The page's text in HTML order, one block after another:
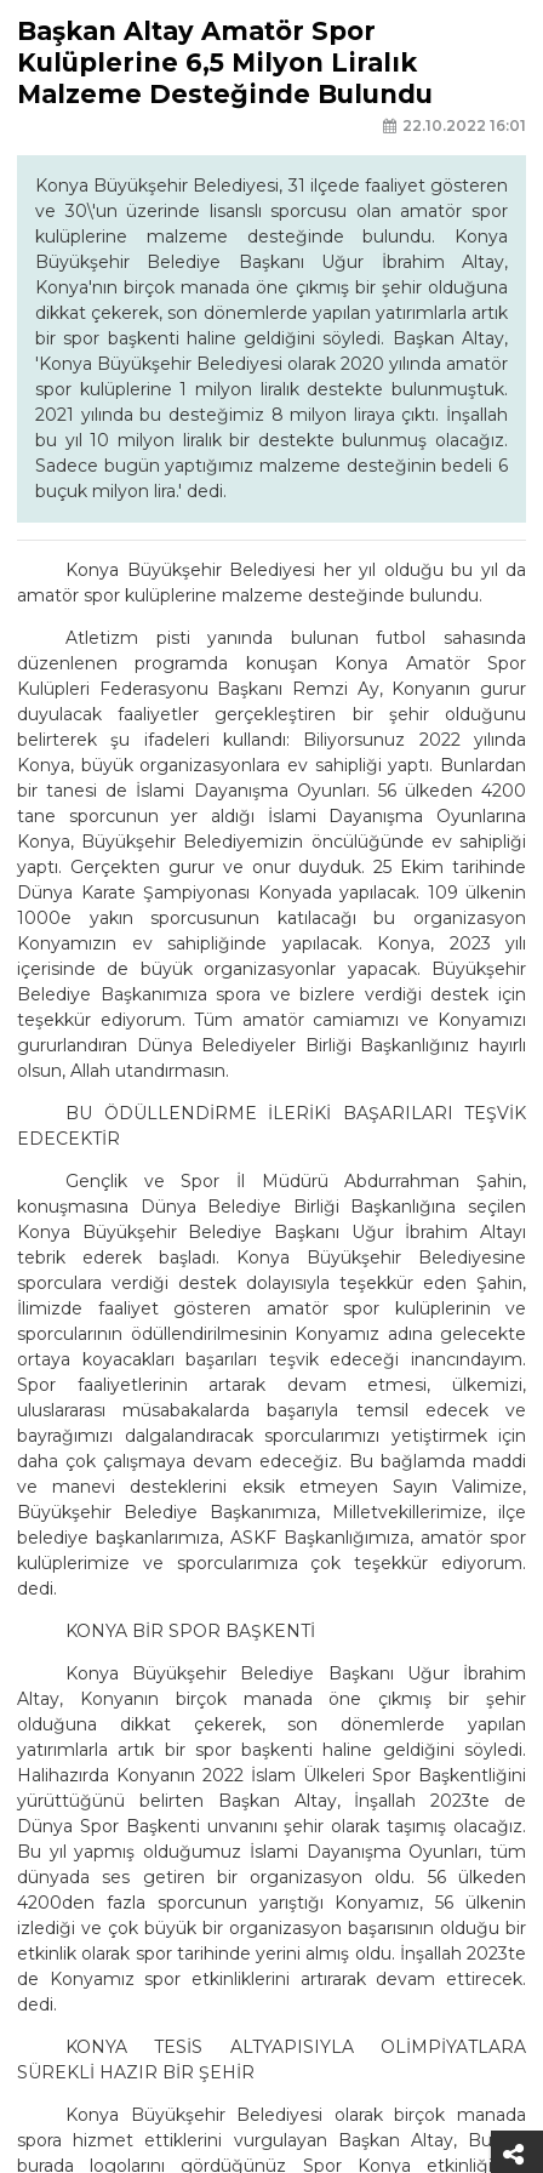
Başkan Altay Amatör Spor
Kulüplerine 6,5 Milyon Liralık
Malzeme Desteğinde Bulundu
22.10.2022 16:01
Konya Büyükşehir Belediyesi, 31 ilçede faaliyet gösteren
ve 30\'un üzerinde lisanslı sporcusu olan amatör spor
kulüplerine malzeme desteğinde bulundu. Konya
Büyükşehir Belediye Başkanı Uğur İbrahim Altay,
Konya'nın birçok manada öne çıkmış bir şehir olduğuna
dikkat çekerek, son dönemlerde yapılan yatırımlarla artık
bir spor başkenti haline geldiğini söyledi. Başkan Altay,
'Konya Büyükşehir Belediyesi olarak 2020 yılında amatör
spor kulüplerine 1 milyon liralık destekte bulunmuştuk.
2021 yılında bu desteğimiz 8 milyon liraya çıktı. İnşallah
bu yıl 10 milyon liralık bir destekte bulunmuş olacağız.
Sadece bugün yaptığımız malzeme desteğinin bedeli 6
buçuk milyon lira.' dedi.
Konya Büyükşehir Belediyesi her yıl olduğu bu yıl da
amatör spor kulüplerine malzeme desteğinde bulundu.
Atletizm pisti yanında bulunan futbol sahasında
düzenlenen programda konuşan Konya Amatör Spor
Kulüpleri Federasyonu Başkanı Remzi Ay, Konyanın gurur
duyulacak faaliyetler gerçekleştiren bir şehir olduğunu
belirterek şu ifadeleri kullandı: Biliyorsunuz 2022 yılında
Konya, büyük organizasyonlara ev sahipliği yaptı. Bunlardan
bir tanesi de İslami Dayanışma Oyunları. 56 ülkeden 4200
tane sporcunun yer aldığı İslami Dayanışma Oyunlarına
Konya, Büyükşehir Belediyemizin öncülüğünde ev sahipliği
yaptı. Gerçekten gurur ve onur duyduk. 25 Ekim tarihinde
Dünya Karate Şampiyonası Konyada yapılacak. 109 ülkenin
1000e yakın sporcusunun katılacağı bu organizasyon
Konyamızın ev sahipliğinde yapılacak. Konya, 2023 yılı
içerisinde de büyük organizasyonlar yapacak. Büyükşehir
Belediye Başkanımıza spora ve bizlere verdiği destek için
teşekkür ediyorum. Tüm amatör camiamızı ve Konyamızı
gururlandıran Dünya Belediyeler Birliği Başkanlığınız hayırlı
olsun, Allah utandırmasın.
BU ÖDÜLLENDİRME İLERİKİ BAŞARILARI TEŞVİK
EDECEKTİR
Gençlik ve Spor İl Müdürü Abdurrahman Şahin,
konuşmasına Dünya Belediye Birliği Başkanlığına seçilen
Konya Büyükşehir Belediye Başkanı Uğur İbrahim Altayı
tebrik ederek başladı. Konya Büyükşehir Belediyesine
sporculara verdiği destek dolayısıyla teşekkür eden Şahin,
İlimizde faaliyet gösteren amatör spor kulüplerinin ve
sporcularının ödüllendirilmesinin Konyamız adına gelecekte
ortaya koyacakları başarıları teşvik edeceği inancındayım.
Spor faaliyetlerinin artarak devam etmesi, ülkemizi,
uluslararası müsabakalarda başarıyla temsil edecek ve
bayrağımızı dalgalandıracak sporcularımızı yetiştirmek için
daha çok çalışmaya devam edeceğiz. Bu bağlamda maddi
ve manevi desteklerini eksik etmeyen Sayın Valimize,
Büyükşehir Belediye Başkanımıza, Milletvekillerimize, ilçe
belediye başkanlarımıza, ASKF Başkanlığımıza, amatör spor
kulüplerimize ve sporcularımıza çok teşekkür ediyorum.
dedi.
KONYA BİR SPOR BAŞKENTİ
Konya Büyükşehir Belediye Başkanı Uğur İbrahim
Altay, Konyanın birçok manada öne çıkmış bir şehir
olduğuna dikkat çekerek, son dönemlerde yapılan
yatırımlarla artık bir spor başkenti haline geldiğini söyledi.
Halihazırda Konyanın 2022 İslam Ülkeleri Spor Başkentliğini
yürüttüğünü belirten Başkan Altay, İnşallah 2023te de
Dünya Spor Başkenti unvanını şehir olarak taşımış olacağız.
Bu yıl yapmış olduğumuz İslami Dayanışma Oyunları, tüm
dünyada ses getiren bir organizasyon oldu. 56 ülkeden
4200den fazla sporcunun yarıştığı Konyamız, 56 ülkenin
izlediği ve çok büyük bir organizasyon başarısının olduğu bir
etkinlik olarak spor tarihinde yerini almış oldu. İnşallah 2023te
de Konyamız spor etkinliklerini artırarak devam ettirecek.
dedi.
KONYA TESİS ALTYAPISIYLA OLİMPİYATLARA
SÜREKLİ HAZIR BİR ŞEHİR
Konya Büyükşehir Belediyesi olarak birçok manada
spora hizmet ettiklerini vurgulayan Başkan Altay, Bugün
burada logolarını gördüğünüz Spor Konya etkinliği ile